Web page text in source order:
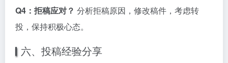
Q4：拒稿应对？ 分析拒稿原因，修改稿件，考虑转
投，保持积极心态。
六、投稿经验分享